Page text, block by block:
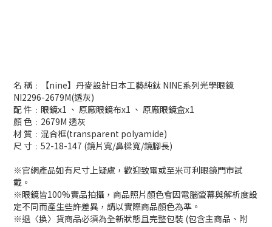
名 稱﹕【nine】丹麥設計日本工藝純鈦 NINE系列光學眼鏡
NI2296-2679M(透灰)
配 件﹕眼鏡x1 、 原廠眼鏡布x1 、 原廠眼鏡盒x1
顏 色﹕2679M 透灰
材 質﹕混合框(transparent polyamide)
尺 寸﹕52-18-147 (鏡片寬/鼻樑寬/鏡腳長)
※官網產品如有尺寸上疑慮，歡迎致電或至米可利眼鏡門市試
戴。
※眼鏡皆100%實品拍攝，商品照片顏色會因電腦螢幕與解析度設
定不同而產生些許差異，請以實際商品顏色為準。
※退〈換〉貨商品必須為全新狀態且完整包裝 (包含主商品、附